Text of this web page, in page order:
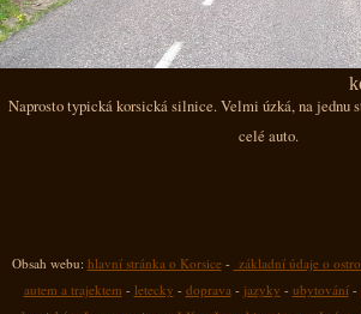
Naprosto typická korsická silnice. Velmi úzká, na jednu
celé auto.
Obsah webu: hlavní stránka o Korsice- základní údaje o
autem a trajektem - letecky - doprava - jazyky - ubytování-